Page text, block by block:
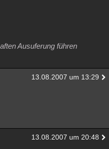
Ausuferung führen
13.08.2007 um 13:29
13.08.2007 um 20:48